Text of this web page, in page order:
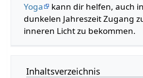
Yoga
kann dir helfen, auch
dunkelen Jahreszeit Zugang
inneren Licht zu bekommen.
Inhaltsverzeichnis